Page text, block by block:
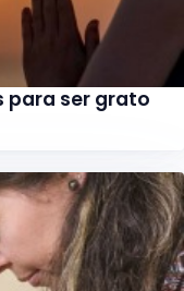
para ser grato